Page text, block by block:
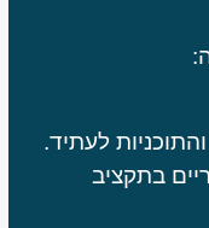
לעתיד.
בתקציב